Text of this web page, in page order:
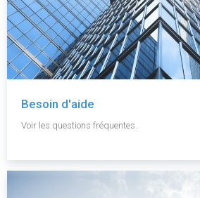
Besoin d'aide
Voir les questions fréquentes.